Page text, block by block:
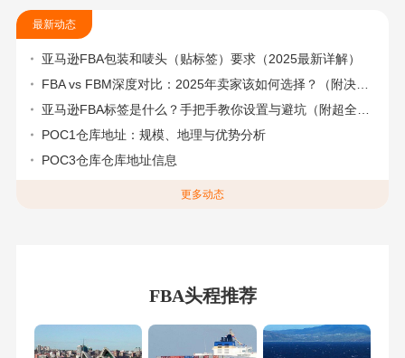
最新动态
亚马逊FBA包装和唛头（贴标签）要求（2025最新详解）
FBA vs FBM深度对比：2025年卖家该如何选择？（附决策流程图）
亚马逊FBA标签是什么？手把手教你设置与避坑（附超全指南）
POC1仓库地址：规模、地理与优势分析
POC3仓库仓库地址信息
更多动态
FBA头程推荐